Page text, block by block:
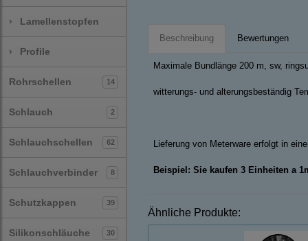
› Lamellenstopfen
› Profile
Rohrschellen 14
Schlauch 2
Schlauchschellen 62
Schlauchverbinder 8
Schutzkappen 39
Silikonschläuche 30
Beschreibung Bewertungen
Maximale Bundlänge 200 m, sw,
witterungs- und alterungsbeständig
Lieferung von Meterware erfolgt in
Beispiel: Sie kaufen 3 Einheiten a
Ähnliche Produkte: